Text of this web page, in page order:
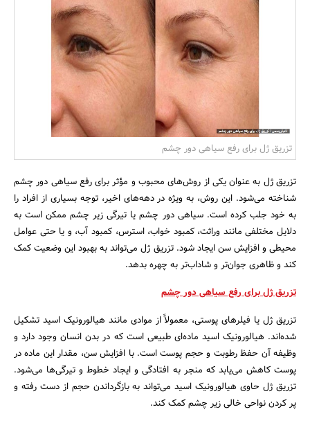
بانک، بیمه و سرمایه
مسکن و ساختمان
تزریق ژل برای رفع سیاهی دور چشم
تزریق ژل به عنوان یکی از روش‌های محبوب و مؤثر برای رفع سیاهی دور چشم
شناخته می‌شود. این روش، به ویژه در دهه‌های اخیر، توجه بسیاری از افراد را
به خود جلب کرده است. سیاهی دور چشم یا تیرگی زیر چشم ممکن است به
دلایل مختلفی مانند وراثت، کمبود خواب، استرس، کمبود آب، و یا حتی عوامل
محیطی و افزایش سن ایجاد شود. تزریق ژل می‌تواند به بهبود این وضعیت کمک
کند و ظاهری جوان‌تر و شاداب‌تر به چهره بدهد.
تزریق ژل برای رفع سیاهی دور چشم
تزریق ژل یا فیلرهای پوستی، معمولاً از موادی مانند هیالورونیک اسید تشکیل
شده‌اند. هیالورونیک اسید ماده‌ای طبیعی است که در بدن انسان وجود دارد و
وظیفه آن حفظ رطوبت و حجم پوست است. با افزایش سن، مقدار این ماده در
پوست کاهش می‌یابد که منجر به افتادگی و ایجاد خطوط و تیرگی‌ها می‌شود.
تزریق ژل حاوی هیالورونیک اسید می‌تواند به بازگرداندن حجم از دست رفته و
پر کردن نواحی خالی زیر چشم کمک کند.